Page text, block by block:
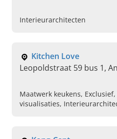
Interieurarchitecten
Kitchen Love
Leopoldstraat 59 bus 1,
Maatwerk keukens,
visualisaties,